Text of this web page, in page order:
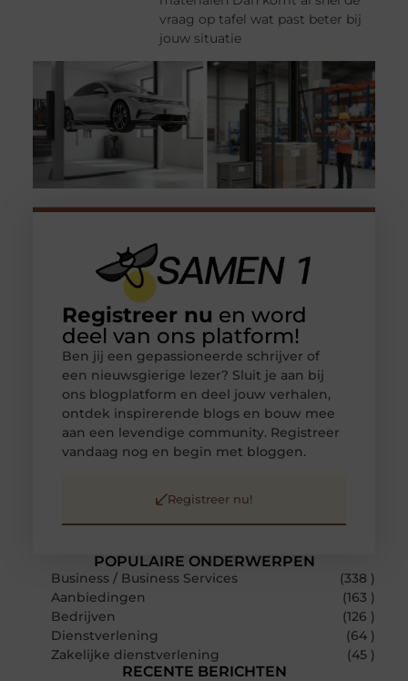
vraag op tafel wat past beter bij
jouw situatie
POPULAIRE ONDERWERPEN
Business / Business Services
(338 )
Aanbiedingen
(163 )
Bedrijven
(126 )
Dienstverlening
(64 )
Zakelijke dienstverlening
(45 )
RECENTE BERICHTEN
Registreer nu en word
deel van ons platform!
Ben jij een gepassioneerde schrijver of
een nieuwsgierige lezer? Sluit je aan bij
ons blogplatform en deel jouw verhalen,
ontdek inspirerende blogs en bouw mee
aan een levendige community. Registreer
vandaag nog en begin met bloggen.
Registreer nu!